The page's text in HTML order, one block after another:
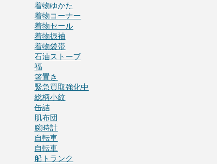
着物ゆかた
着物コーナー
着物セール
着物振袖
着物袋帯
石油ストーブ
福
箸置き
緊急買取強化中
総柄小紋
缶詰
肌布団
腕時計
自転車
自転車
船トランク